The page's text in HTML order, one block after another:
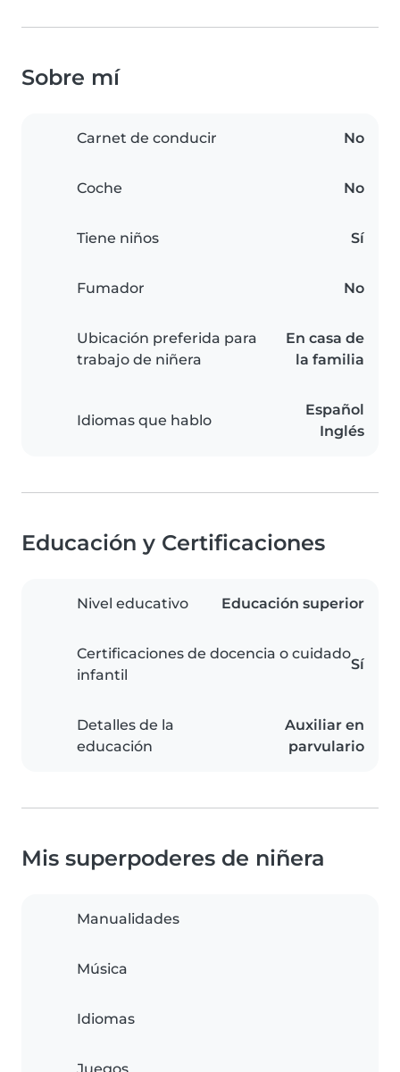
Sobre mí
Carnet de conducir No
Coche No
Tiene niños Sí
Fumador No
Ubicación preferida para
trabajo de niñera
En casa de
la familia
Idiomas que hablo
Español
Inglés
Educación y Certificaciones
Nivel educativo Educación superior
Certificaciones de docencia o cuidado
infantil
Sí
Detalles de la
educación
Auxiliar en
parvulario
Mis superpoderes de niñera
Manualidades
Música
Idiomas